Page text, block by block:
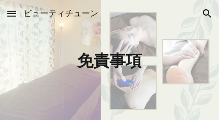
Skip to main content Skip to navigation
ビューティチューン
免責事項